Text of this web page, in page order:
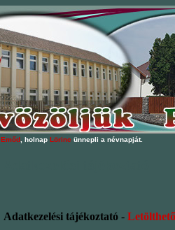
Emőd , holnap Lörinc ünnepli a névnapját.
Adatkezelési tájékoztató -